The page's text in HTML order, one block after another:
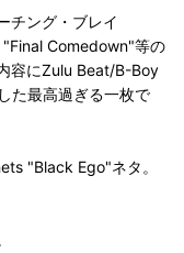
チング・ブレイ
Comedown"等の
容にZulu Beat/B-Boy
た最高過ぎる一枚で
"Black Ego"ネタ。